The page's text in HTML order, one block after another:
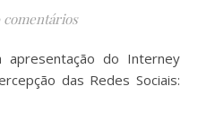
comentários
das Redes Sociais: